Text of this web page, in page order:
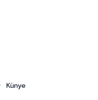
Künye